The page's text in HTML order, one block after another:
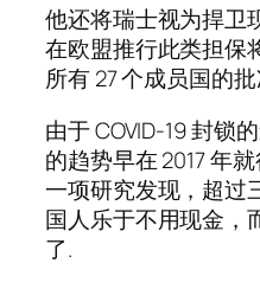
他还将瑞士视为捍卫
在欧盟推行此类担保
所有 27 个成员国的批
由于 COVID-19 封锁
的趋势早在 2017 年
一项研究发现，超过
国人乐于不用现金，
了.